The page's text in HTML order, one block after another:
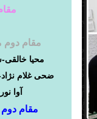
مقام دوم
محیا خالقی-
ضحی غلام
آوا
مقام دوم